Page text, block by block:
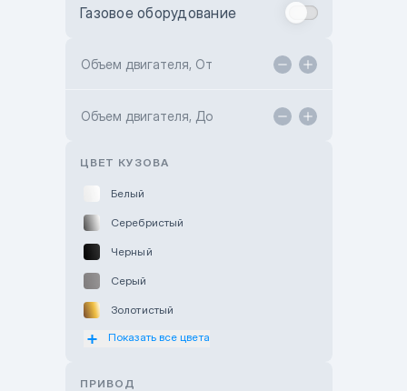
Toyota Kokshetau
Hyundai ShymCity
Газовое оборудование
Объем двигателя, От
Объем двигателя, До
ЦВЕТ КУЗОВА
Белый
Серебристый
Черный
Серый
Золотистый
Оранжевый
Показать все цвета
ПРИВОД